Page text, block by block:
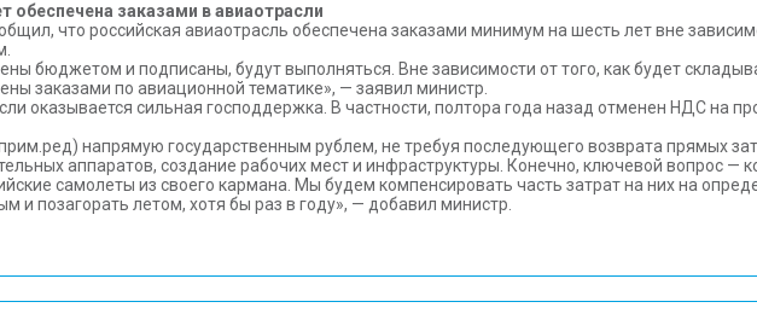
заказами в авиаотрасли
что российская авиаотрасль обеспечена заказами минимум на шесть лет вне
бюджетом и подписаны, будут выполняться. Вне зависимости от того, как будет
заказами по авиационной тематике», — заявил министр.
оказывается сильная господдержка. В частности, полтора года назад отменен НДС на
напрямую государственным рублем, не требуя последующего возврата прямых
аппаратов, создание рабочих мест и инфраструктуры. Конечно, ключевой вопрос —
самолеты из своего кармана. Мы будем компенсировать часть затрат на них на
и позагорать летом, хотя бы раз в году», — добавил министр.